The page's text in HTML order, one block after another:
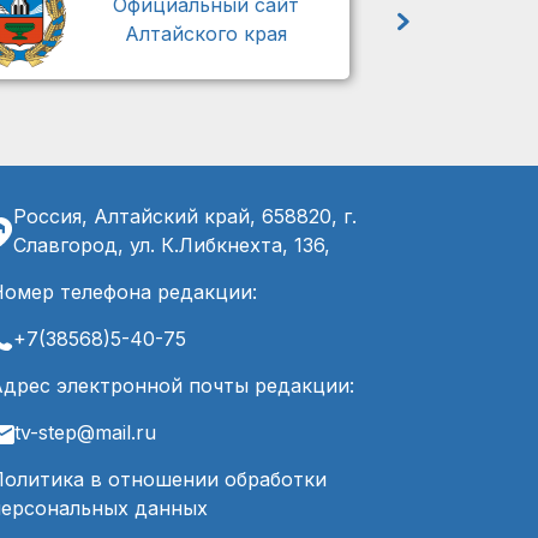
Официальный сайт
Алтайского края
Россия, Алтайский край, 658820, г.
Славгород, ул. К.Либкнехта, 136,
телефона редакции:
+7(38568)5-40-75
электронной почты редакции:
tv-step@mail.ru
в отношении обработки
данных